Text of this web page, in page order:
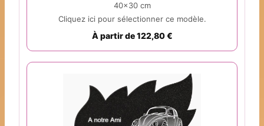
40x30 cm
Cliquez ici pour sélectionner ce modèle.
À partir de 122,80 €